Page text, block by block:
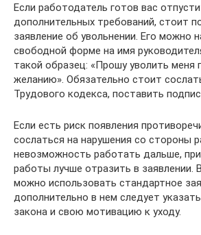
Если работодатель готов вас
дополнительных требований, стоит
заявление об увольнении. Его можно
свободной форме на имя
такой образец: «Прошу уволить меня
желанию». Обязательно стоит
Трудового кодекса, поставить
Если есть риск появления
сослаться на нарушения со стороны
невозможность работать дальше,
работы лучше отразить в заявлении.
можно использовать стандартное
дополнительно в нем следует
закона и свою мотивацию к уходу.